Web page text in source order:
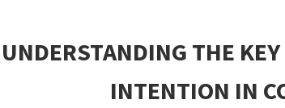
THE KEY
INTENTION IN